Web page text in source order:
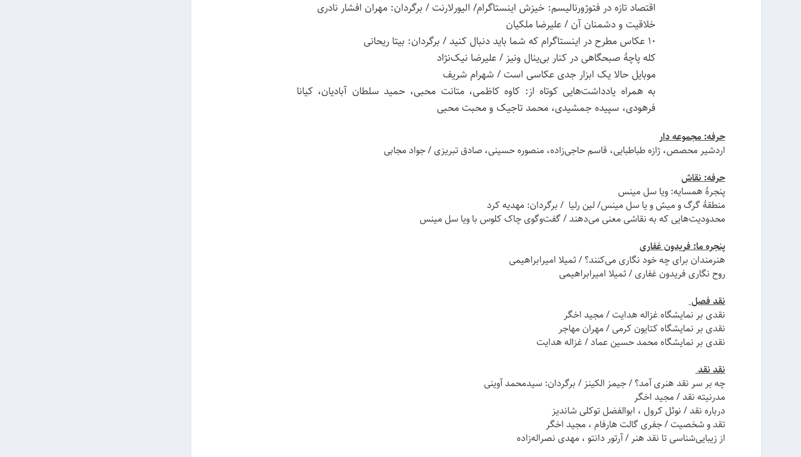
اقتصاد تازه در فتوژورنالیسم: خیزش اینستاگرام/ الیورلارنت / برگردان: مهران افشار نادری
خلاقیت و دشمنان آن / علیرضا ملکیان
۱۰ عکاس مطرح در اینستاگرام که شما باید دنبال کنید / برگردان: بیتا ریحانی
کله پاچهٔ صبحگاهی در کنار بی‌ینال ونیز / علیرضا نیک‌نژاد
موبایل حالا یک ابزار جدی عکاسی است / شهرام شریف
به همراه یادداشت‌هایی کوتاه از: کاوه کاظمی، متانت محبی، حمید سلطان آبادیان، کیانا
فرهودی، سپیده جمشیدی، محمد تاجیک و محبت محبی
حرفه: مجموعه دار
اردشیر محصص، ژازه طباطبایی، قاسم حاجی‌زاده، منصوره حسینی، صادق تبریزی / جواد مجابی
حرفه: نقاش
پنجرهٔ همسایه: ویا سل مینس
منطقهٔ گرگ و میش و یا سل مینس/ لین رلیا / برگردان: مهدیه کرد
محدودیت‌هایی که به نقاشی معنی می‌دهند / گفت‌و‌گوی چاک کلوس با ویا سل مینس
پنجره ما: فریدون غفاری
هنرمندان برای چه خود نگاری می‌کنند؟ / ثمیلا امیرابراهیمی
روح نگاری فریدون غفاری / ثمیلا امیرابراهیمی
نقد فصل
نقدی بر نمایشگاه غزاله هدایت / مجید اخگر
نقدی بر نمایشگاه کتایون کرمی / مهران مهاجر
نقدی بر نمایشگاه محمد حسین عماد / غزاله هدایت
نقد نقد
چه بر سر نقد هنری آمد؟ / جیمز الکینز / برگردان: سیدمحمد آوینی
مدرنیته نقد / مجید اخگر
درباره نقد / نوئل کرول ، ابوالفضل توکلی شاندیز
تقد و شخصیت / جفری گالت هارفام ، مجید اخگر
از زیبایی‌شناسی تا نقد هنر / آرتور دانتو ، مهدی نصراله‌زاده